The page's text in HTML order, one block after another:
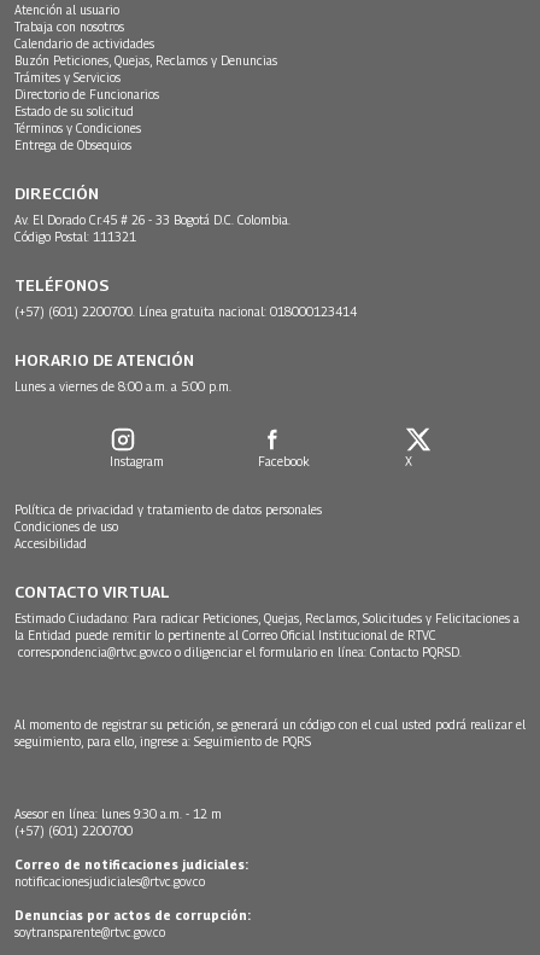
Atención al usuario
Trabaja con nosotros
Calendario de actividades
Buzón Peticiones, Quejas, Reclamos y Denuncias
Trámites y Servicios
Directorio de Funcionarios
Estado de su solicitud
Términos y Condiciones
Entrega de Obsequios
DIRECCIÓN
Av. El Dorado Cr.45 # 26 - 33 Bogotá D.C. Colombia.
Código Postal: 111321
TELÉFONOS
(+57) (601) 2200700. Línea gratuita nacional: 018000123414
HORARIO DE ATENCIÓN
Lunes a viernes de 8:00 a.m. a 5:00 p.m.
Instagram Facebook X
Política de privacidad y tratamiento de datos personales
Condiciones de uso
Accesibilidad
CONTACTO VIRTUAL
Estimado Ciudadano: Para radicar Peticiones, Quejas, Reclamos, Solicitudes y Felicitaciones a
la Entidad puede remitir lo pertinente al Correo Oficial Institucional de RTVC
correspondencia@rtvc.gov.co o diligenciar el formulario en línea: Contacto PQRSD.
Al momento de registrar su petición, se generará un código con el cual usted podrá realizar el
seguimiento, para ello, ingrese a: Seguimiento de PQRS
Asesor en línea: lunes 9:30 a.m. - 12 m
(+57) (601) 2200700
Correo de notificaciones judiciales:
notificacionesjudiciales@rtvc.gov.co
Denuncias por actos de corrupción:
soytransparente@rtvc.gov.co